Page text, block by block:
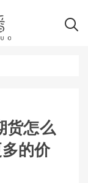
货怎么
的价